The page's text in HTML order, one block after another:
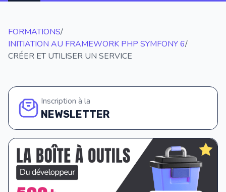
FORMATIONS/
INITIATION AU FRAMEWORK PHP SYMFONY 6/
CRÉER ET UTILISER UN SERVICE
Inscription à la
NEWSLETTER